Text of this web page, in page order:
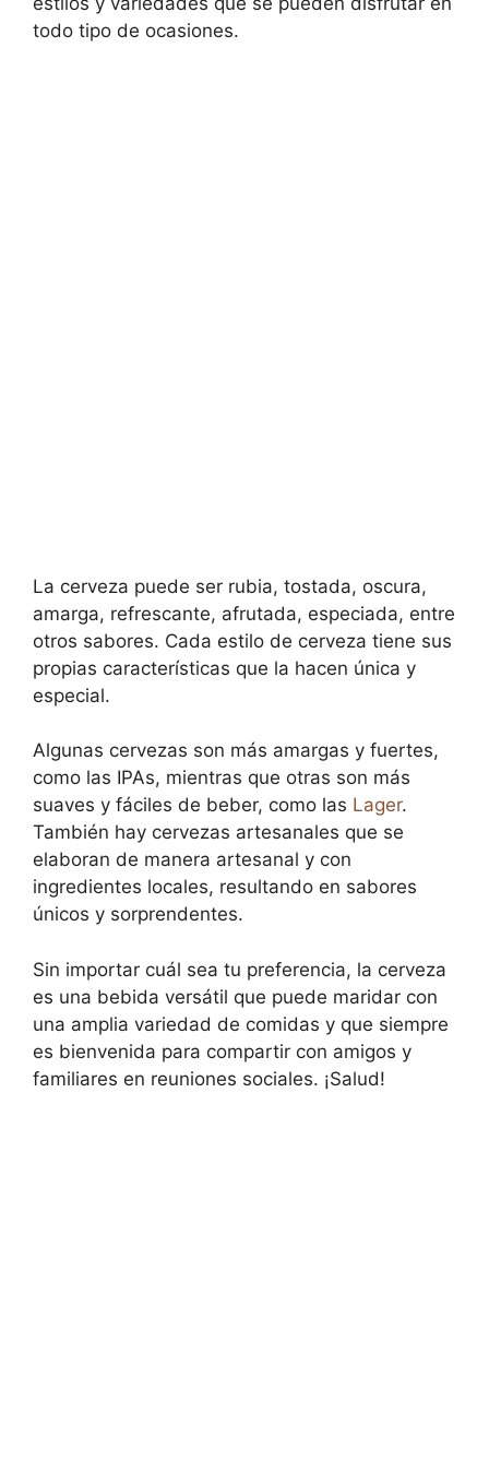
todo tipo de ocasiones.
La cerveza puede ser rubia, tostada, oscura,
amarga, refrescante, afrutada, especiada, entre
otros sabores. Cada estilo de cerveza tiene sus
propias características que la hacen única y
especial.
Algunas cervezas son más amargas y fuertes,
como las IPAs, mientras que otras son más
suaves y fáciles de beber, como las Lager.
También hay cervezas artesanales que se
elaboran de manera artesanal y con
ingredientes locales, resultando en sabores
únicos y sorprendentes.
Sin importar cuál sea tu preferencia, la cerveza
es una bebida versátil que puede maridar con
una amplia variedad de comidas y que siempre
es bienvenida para compartir con amigos y
familiares en reuniones sociales. ¡Salud!